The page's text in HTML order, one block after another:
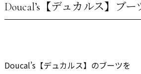
Doucal’s【デュカルス】ブ
Doucal’s【デュカルス】のブーツを